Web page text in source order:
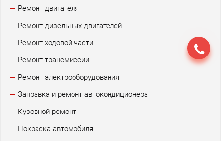
Ремонт двигателя
Ремонт дизельных двигателей
Ремонт ходовой части
Ремонт трансмиссии
Ремонт электрооборудования
Заправка и ремонт автокондиционера
Кузовной ремонт
Покраска автомобиля